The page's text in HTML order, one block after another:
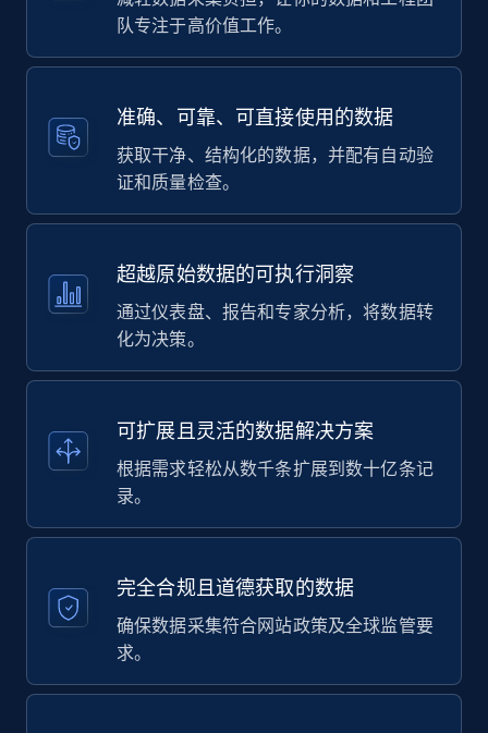
队专注于高价值工作。
准确、可靠、可直接使用的数据
获取干净、结构化的数据，并配有自动验
证和质量检查。
超越原始数据的可执行洞察
通过仪表盘、报告和专家分析，将数据转
化为决策。
可扩展且灵活的数据解决方案
根据需求轻松从数千条扩展到数十亿条记
录。
完全合规且道德获取的数据
确保数据采集符合网站政策及全球监管要
求。